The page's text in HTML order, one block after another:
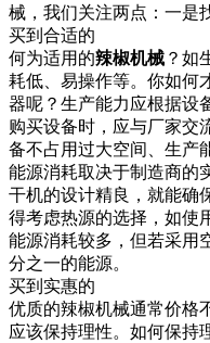
械，我们关注两点：一是
买到合适的
何为适用的辣椒机械 ？如
耗低、易操作等。你如何
器呢？生产能力应根据设
购买设备时，应与厂家交
备不占用过大空间、生产
能源消耗取决于制造商的
干机的设计精良，就能确
得考虑热源的选择，如使
能源消耗较多，但若采用
分之一的能源。
买到实惠的
优质的辣椒机械通常价格
应该保持理性。如何保持